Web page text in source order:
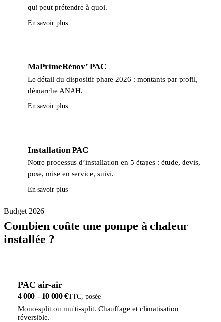
qui peut prétendre à quoi.
En savoir plus
MaPrimeRénov’ PAC
Le détail du dispositif phare 2026 : montants par profil,
démarche ANAH.
En savoir plus
Installation PAC
Notre processus d’installation en 5 étapes : étude, devis,
pose, mise en service, suivi.
En savoir plus
Budget 2026
Combien coûte une pompe à chaleur
installée ?
PAC air-air
4 000 – 10 000 €TTC, posée
Mono-split ou multi-split. Chauffage et climatisation
réversible.